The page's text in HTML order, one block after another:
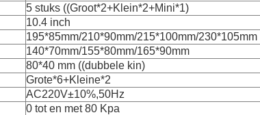
5 stuks ((Groot*2+Klein*2+Mini*1)
10.4 inch
195*85mm/210*90mm/215*100mm/230*105mm
140*70mm/155*80mm/165*90mm
80*40 mm ((dubbele kin)
Grote*6+Kleine*2
AC220V±10%,50Hz
0 tot en met 80 Kpa